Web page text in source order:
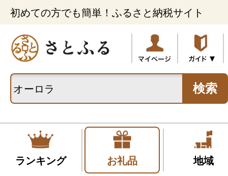
初めての方でも簡単！ふるさと納税サイト
検索
ランキング お礼品 地域